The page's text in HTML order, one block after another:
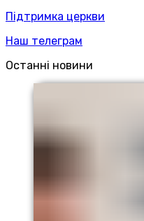
Підтримка церкви
Наш телеграм
Останні новини